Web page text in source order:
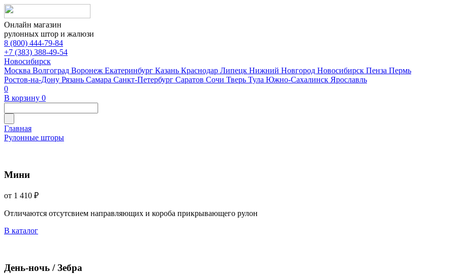
Онлайн магазин
рулонных штор и жалюзи
8 (800) 444-79-84
+7 (383) 388-49-54
Новосибирск
Москва Волгоград Воронеж Екатеринбург Казань Краснодар Липецк Нижний Новгород Новосибирск Пенза Пермь
Ростов-на-Дону Рязань Самара Санкт-Петербург Саратов Сочи Тверь Тула Южно-Сахалинск Ярославль
0
В корзину 0
Главная
Рулонные шторы
Мини
от 1 410 ₽
Отличаются отсутсвием направляющих и короба прикрывающего рулон
В каталог
День-ночь / Зебра